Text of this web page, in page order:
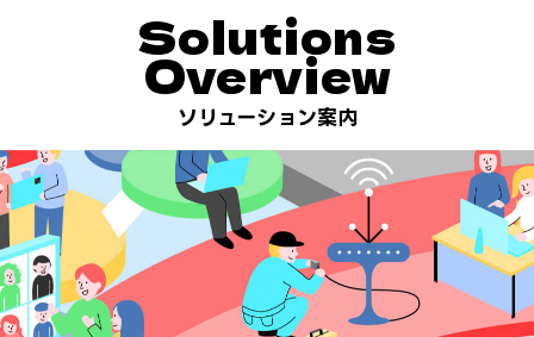
Solutions
Overview
ソリューション案内